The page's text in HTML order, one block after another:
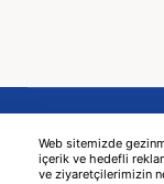
Web sitemizde
içerik ve hedefli
ve ziyaretçilerimizin